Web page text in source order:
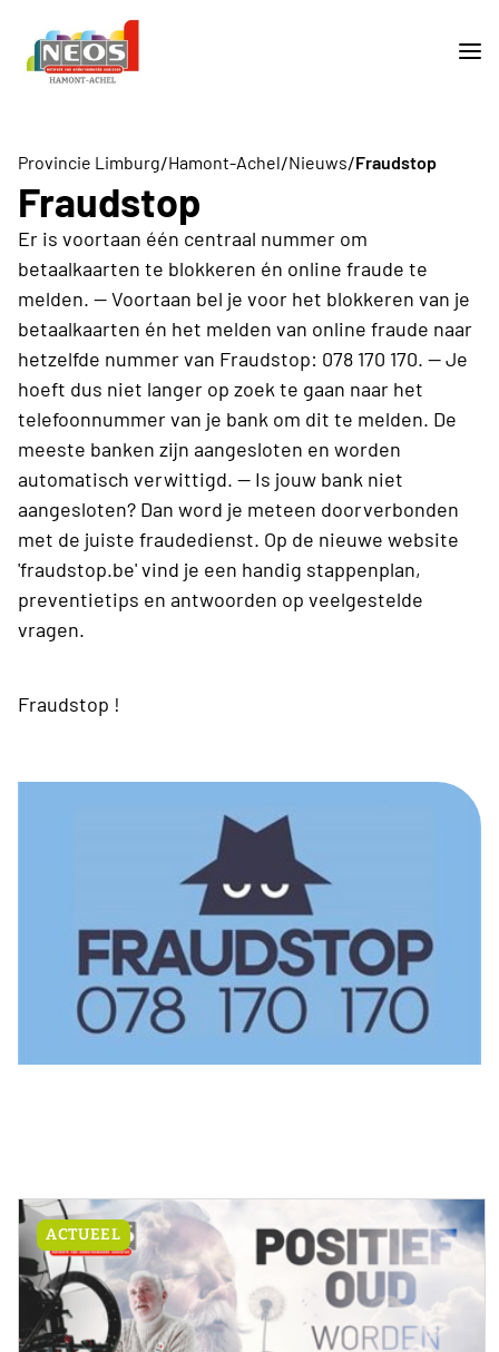
Provincie Limburg/Hamont-Achel/Nieuws/Fraudstop
Fraudstop
Er is voortaan één centraal nummer om
betaalkaarten te blokkeren én online fraude te
melden. -- Voortaan bel je voor het blokkeren van je
betaalkaarten én het melden van online fraude naar
hetzelfde nummer van Fraudstop: 078 170 170. -- Je
hoeft dus niet langer op zoek te gaan naar het
telefoonnummer van je bank om dit te melden. De
meeste banken zijn aangesloten en worden
automatisch verwittigd. -- Is jouw bank niet
aangesloten? Dan word je meteen doorverbonden
met de juiste fraudedienst. Op de nieuwe website
'fraudstop.be' vind je een handig stappenplan,
preventietips en antwoorden op veelgestelde
vragen.
Fraudstop !
ACTUEEL